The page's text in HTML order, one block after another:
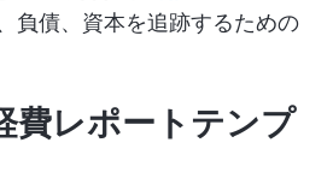
負債、資本を追跡するための
費レポートテンプ